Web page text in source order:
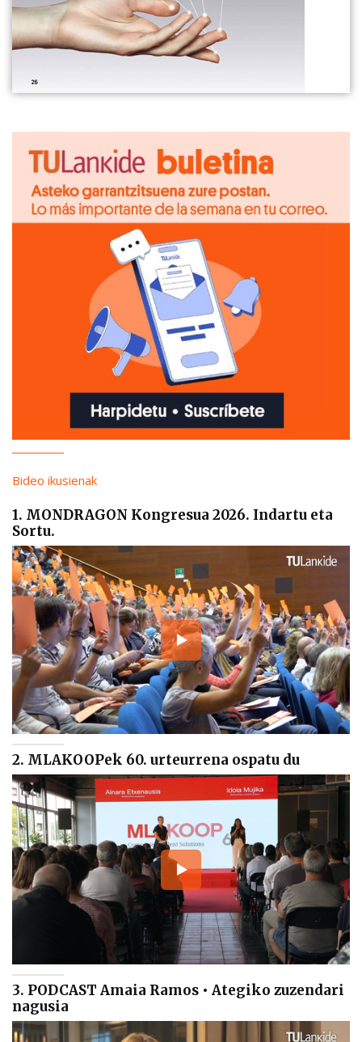
Bideo ikusienak
1. MONDRAGON Kongresua 2026. Indartu eta
Sortu.
2. MLAKOOPek 60. urteurrena ospatu du
3. PODCAST Amaia Ramos • Ategiko zuzendari
nagusia